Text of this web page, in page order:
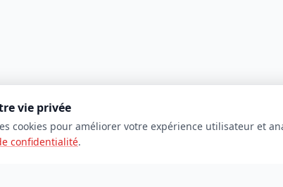
vie privée
cookies pour améliorer votre expérience utilisateur et
confidentialité.